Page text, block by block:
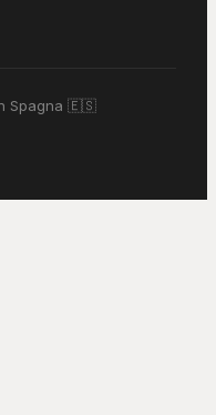
Spagna 🇪🇸